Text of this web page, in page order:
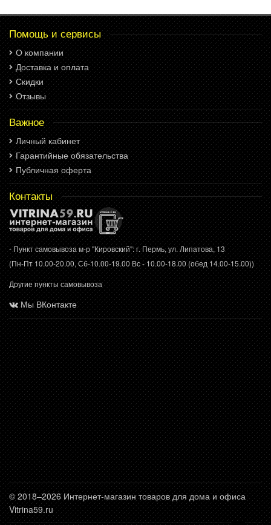
Помощь и сервисы
О компании
Доставка и оплата
Скидки
Отзывы
Важное
Личный кабинет
Гарантийные обязательства
Публичная оферта
Контакты
- Пункт самовывоза м-р "Кировский": г. Пермь, ул. Липатова, 13
(Пн-Пт 10.00-20.00, Сб-10.00-19.00 Вс - 10.00-18.00 (обед 14.00-15.00))
Другие пункты самовывоза
Мы ВКонтакте
© 2018–2026 Интернет-магазин товаров для дома и офиса
Vitrina59.ru